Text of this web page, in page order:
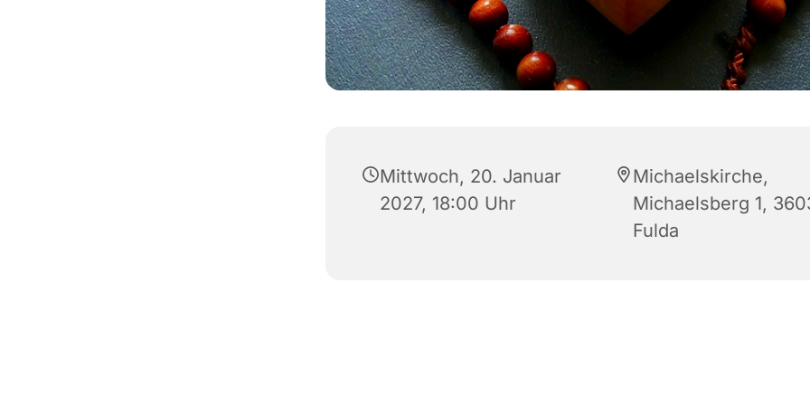
Mittwoch, 20. Januar
2027, 18:00 Uhr
Michaelskirche,
Michaelsberg 1,
Fulda